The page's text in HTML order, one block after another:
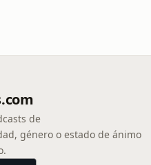
de
género o estado de ánimo